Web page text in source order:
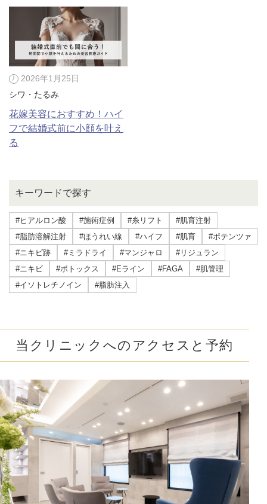
キーワードで探す
#ヒアルロン酸 #施術症例 #糸リフト
#肌育注射
#脂肪溶解注射
#ほうれい線 #ハイフ #肌育
#ポテンツァ
#ニキビ跡
#ミラドライ #マンジャロ
#リジュラン
#ニキビ
#ボトックス #Eライン #FAGA
#肌管理
#イソトレチノイン
#脂肪注入
2026年1月25日
シワ・たるみ
花嫁美容におすすめ！ハイ
フで結婚式前に小顔を叶え
る
当クリニックへのアクセスと予約